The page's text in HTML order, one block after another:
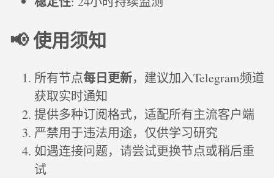
📢 使用须知
所有节点每日更新，建议加入Telegram频道
获取实时通知
提供多种订阅格式，适配所有主流客户端
严禁用于违法用途，仅供学习研究
如遇连接问题，请尝试更换节点或稍后重
试